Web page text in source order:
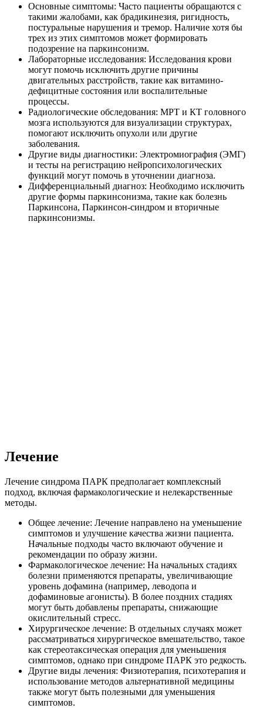
Основные симптомы: Часто пациенты обращаются с
такими жалобами, как брадикинезия, ригидность,
постуральные нарушения и тремор. Наличие хотя бы
трех из этих симптомов может формировать
подозрение на паркинсонизм.
Лабораторные исследования: Исследования крови
могут помочь исключить другие причины
двигательных расстройств, такие как витамино-
дефицитные состояния или воспалительные
процессы.
Радиологические обследования: МРТ и КТ головного
мозга используются для визуализации структурах,
помогают исключить опухоли или другие
заболевания.
Другие виды диагностики: Электромиография (ЭМГ)
и тесты на регистрацию нейропсихологических
функций могут помочь в уточнении диагноза.
Дифференциальный диагноз: Необходимо исключить
другие формы паркинсонизма, такие как болезнь
Паркинсона, Паркинсон-синдром и вторичные
паркинсонизмы.
Лечение
Лечение синдрома ПАРК предполагает комплексный
подход, включая фармакологические и нелекарственные
методы.
Общее лечение: Лечение направлено на уменьшение
симптомов и улучшение качества жизни пациента.
Начальные подходы часто включают обучение и
рекомендации по образу жизни.
Фармакологическое лечение: На начальных стадиях
болезни применяются препараты, увеличивающие
уровень дофамина (например, леводопа и
дофаминовые агонисты). В более поздних стадиях
могут быть добавлены препараты, снижающие
окислительный стресс.
Хирургическое лечение: В отдельных случаях может
рассматриваться хирургическое вмешательство, такое
как стереотаксическая операция для уменьшения
симптомов, однако при синдроме ПАРК это редкость.
Другие виды лечения: Физиотерапия, психотерапия и
использование методов альтернативной медицины
также могут быть полезными для уменьшения
симптомов.